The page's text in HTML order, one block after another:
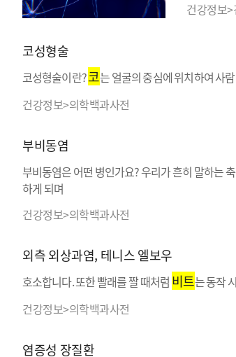
건강정보
코성형술
코성형술이란?코는 얼굴의 중심에 위치하여 사
건강정보>의학백과사전
부비동염
부비동염은 어떤 병인가요? 우리가 흔히 말하는
하게 되며
건강정보>의학백과사전
외측 외상과염, 테니스 엘보우
호소합니다. 또한 빨래를 짤 때처럼 비트는 동작
건강정보>의학백과사전
염증성 장질환